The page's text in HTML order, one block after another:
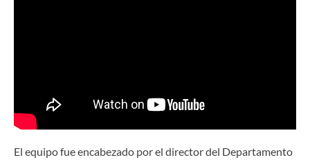
El equipo fue encabezado por el director del Departamento